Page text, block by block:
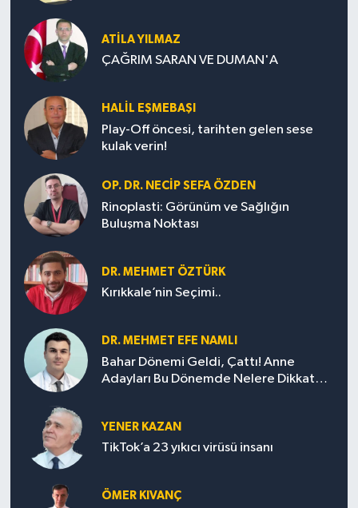
ATILA YILMAZ
ÇAĞRIM SARAN VE DUMAN'A
HALIL EŞMEBAŞI
Play-Off öncesi, tarihten gelen sese
kulak verin!
OP. DR. NECIP SEFA ÖZDEN
Rinoplasti: Görünüm ve Sağlığın
Buluşma Noktası
DR. MEHMET ÖZTÜRK
Kırıkkale’nin Seçimi..
DR. MEHMET EFE NAMLI
Bahar Dönemi Geldi, Çattı! Anne
Adayları Bu Dönemde Nelere Dikkat
YENER KAZAN
TikTok’a 23 yıkıcı virüsü insanı
ÖMER KIVANÇ